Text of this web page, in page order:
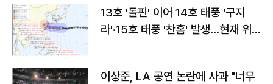
13호 '돌핀' 이어 14호 태풍 '구지
라'·15호 태풍 '찬홈' 발생…현재 위
이상준, LA 공연 논란에 사과 "너무